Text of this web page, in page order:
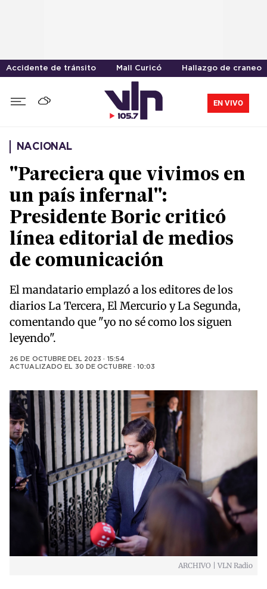
Accidente de tránsito Mall Curicó Hallazgo de craneo
EN VIVO
NACIONAL
"Pareciera que vivimos en
un país infernal":
Presidente Boric criticó
línea editorial de medios
de comunicación
El mandatario emplazó a los editores de los
diarios La Tercera, El Mercurio y La Segunda,
comentando que "yo no sé como los siguen
leyendo".
26 DE OCTUBRE DEL 2023 · 15:54
ACTUALIZADO EL 30 DE OCTUBRE · 10:03
ARCHIVO | VLN Radio